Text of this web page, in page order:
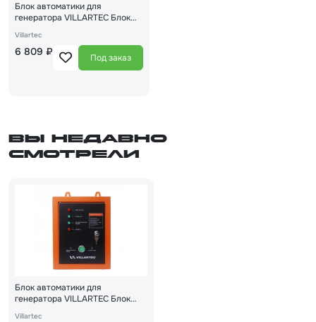
Блок автоматики для
генератора VILLARTEC Блок
Villartec
6 809 ₽ Под заказ
Вы недавно
смотрели
Блок автоматики для
генератора VILLARTEC Блок
Villartec